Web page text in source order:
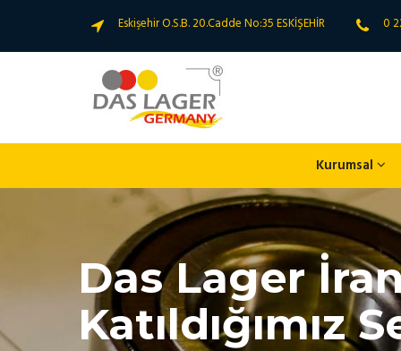
Eskişehir O.S.B. 20.Cadde No:35 ESKİŞEHİR 0
Kurumsal
Das Lager